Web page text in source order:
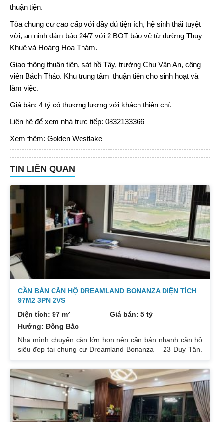
thuận tiện.
Tòa chung cư cao cấp với đầy đủ tiện ích, hệ sinh thái tuyệt
vời, an ninh đảm bảo 24/7 với 2 BOT bảo vệ từ đường Thụy
Khuê và Hoàng Hoa Thám.
Giao thông thuận tiện, sát hồ Tây, trường Chu Văn An, công
viên Bách Thảo. Khu trung tâm, thuận tiện cho sinh hoạt và
làm việc.
Giá bán: 4 tỷ có thương lượng với khách thiện chí.
Liên hệ để xem nhà trực tiếp: 0832133366
Xem thêm: Golden Westlake
TIN LIÊN QUAN
CẦN BÁN CĂN HỘ DREAMLAND BONANZA DIỆN TÍCH
97M2 3PN 2VS
Diện tích: 97 m²
Giá bán: 5 tỷ
Hướng: Đông Bắc
Nhà mình chuyển căn lớn hơn nên cần bán nhanh căn hộ
siêu đẹp tại chung cư Dreamland Bonanza – 23 Duy Tân.
hợp lý các phòng đều tràn ngập ánh sáng tự nhiên. Hướng
cửa Bắc. Ban công Tây. Tầng cao view bát ngát thoáng
mát. Nhà nguyên Bản CĐT. Giá bán: 5 tỷ có thương lượng
đẹp. Liên hệ : 0832133366